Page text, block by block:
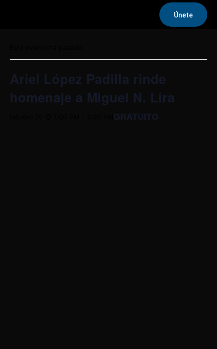
Únete
Ariel López Padilla rinde
homenaje a Miguel N. Lira
GRATUITO